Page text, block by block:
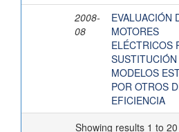
2008-
08
EVALUACIÓN
MOTORES
ELÉCTRICOS
MODELOS
POR OTROS
EFICIENCIA
Showing results 1 to